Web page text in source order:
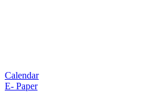
Calendar
E- Paper